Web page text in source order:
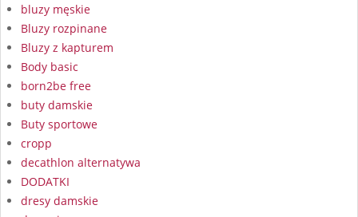
bluzy męskie
Bluzy rozpinane
Bluzy z kapturem
Body basic
born2be free
buty damskie
Buty sportowe
cropp
decathlon alternatywa
DODATKI
dresy damskie